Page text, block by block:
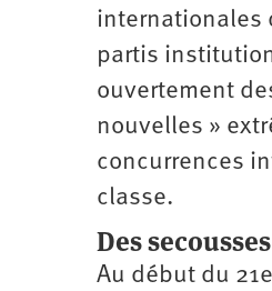
inter­nationales
partis
ouvertement
nouvelles »
concurrences
classe.
Des secousses
Au début du